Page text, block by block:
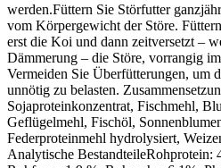
werden.Füttern Sie Störfutter
vom Körpergewicht der Störe.
erst die Koi und dann zeitversetzt –
Dämmerung – die Störe, vorrangig
Vermeiden Sie Überfütterungen, um
unnötig zu belasten.
Sojaproteinkonzentrat, Fischmehl,
Geflügelmehl, Fischöl,
Federproteinmehl hydrolysiert,
Analytische BestandteileRohprotein: